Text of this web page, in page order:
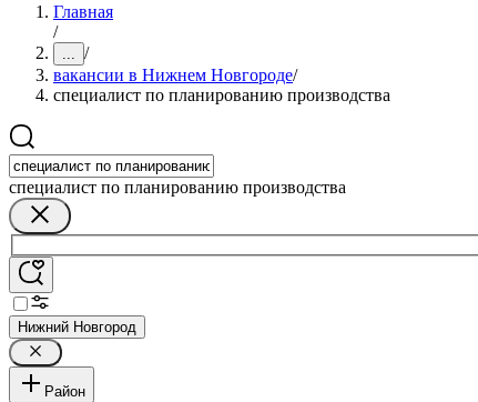
Главная
/
... /
вакансии в Нижнем Новгороде/
специалист по планированию производства
специалист по планированию производства
Нижний Новгород
Район